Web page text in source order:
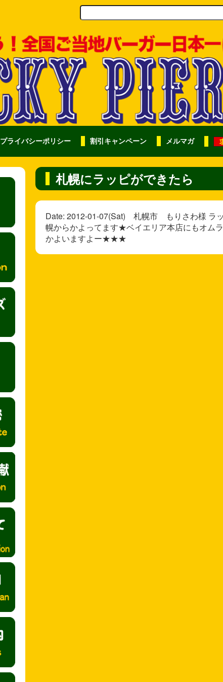
プライバシーポリシー 割引キャンペーン メルマガ
札幌にラッピができたら
Date: 2012-01-07(Sat) 札幌市 もりさわ様 ラ
幌からかよってます★ベイエリア本店にもオム
かよいますよー★★★